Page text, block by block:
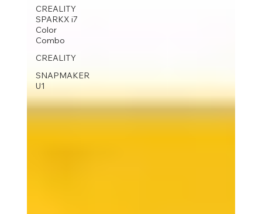
CREALITY
SPARKX i7
Color
Combo
CREALITY
SNAPMAKER
U1